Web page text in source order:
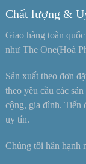
Chất lượng &
Giao hàng toàn
như The One(Hoà
Sản xuất theo đơn
theo yêu cầu các
cộng, gia đình. Tiến
uy tín.
Chúng tôi hân hạnh